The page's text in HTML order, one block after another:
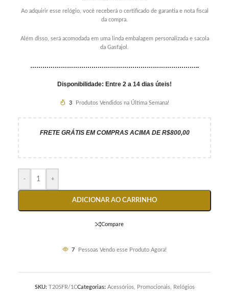
Ao adquirir esse relógio, você receberá o certificado de garantia e nota fiscal
da compra.
Além disso, será acomodada em uma linda embalagem personalizada e sacola
da Gasfajol.
………………………………………………………………………..
Disponibilidade: Entre 2 a 14 dias úteis!
3 Produtos Vendidos na Última Semana!
FRETE GRÁTIS EM COMPRAS ACIMA DE R$800,00
- +
ADICIONAR AO CARRINHO
Compare
7 Pessoas Vendo esse Produto Agora!
SKU: T205FR/1CCategorias: Acessórios, Promocionais, Relógios